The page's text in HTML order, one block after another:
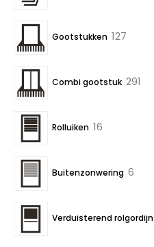
Gootstukken 127
Combi gootstuk 291
Rolluiken 16
Buitenzonwering 6
Verduisterend rolgordijn